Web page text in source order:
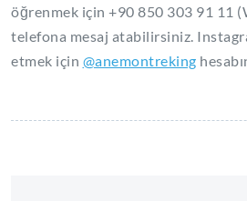
öğrenmek için +90 850 303 91 11
telefona mesaj atabilirsiniz.
etmek için @anemontreking